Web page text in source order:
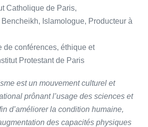
Catholique de Paris,
Islamologue, Producteur à
de conférences, éthique et
Protestant de Paris
est un mouvement culturel et
prônant l’usage des sciences et
d’améliorer la condition humaine,
des capacités physiques